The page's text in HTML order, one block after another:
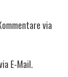
via
E-Mail.